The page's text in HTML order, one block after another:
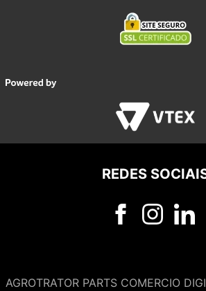
REDES
AGROTRATOR PARTS COMERCIO